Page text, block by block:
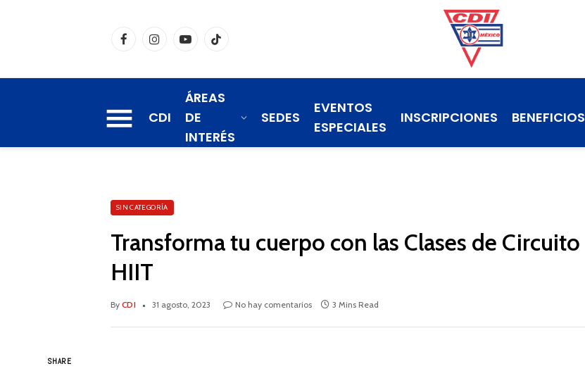
FacebookInstagramYouTubeTikTok
CDI
ÁREAS
DE
INTERÉS
SEDES
EVENTOS
ESPECIALES
INSCRIPCIONES BENEFICIOS
SIN CATEGORÍA
Transforma tu cuerpo con las Clases de Circuito
HIIT
By CDI 31 agosto, 2023 No hay comentarios 3 Mins Read
SHARE